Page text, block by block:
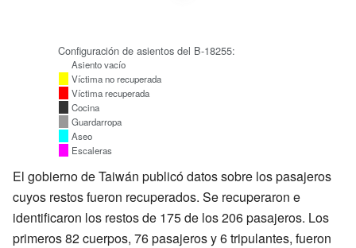
Configuración de asientos del B-18255:
Asiento vacío
Víctima no recuperada
Víctima recuperada
Cocina
Guardarropa
Aseo
Escaleras
El gobierno de Taiwán publicó datos sobre los pasajeros
cuyos restos fueron recuperados. Se recuperaron e
identificaron los restos de 175 de los 206 pasajeros. Los
primeros 82 cuerpos, 76 pasajeros y 6 tripulantes, fueron